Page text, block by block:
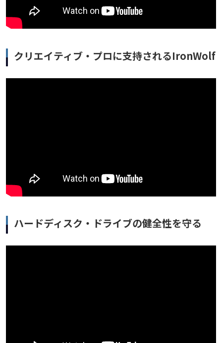
クリエイティブ・プロに支持されるIronWolf
ハードディスク・ドライブの健全性を守る